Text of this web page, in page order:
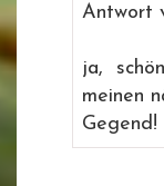
Antwort
ja,
meinen
Gegend!